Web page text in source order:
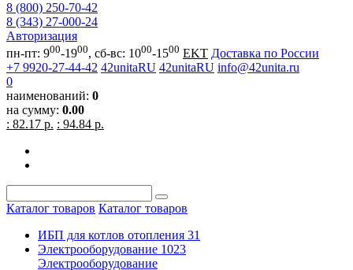
8 (800) 250-70-42
8 (343) 27-000-24
Авторизация
пн-пт: 900-1900, сб-вс: 1000-1500 EKT Доставка по России
+7 9920-27-44-42 42unitaRU 42unitaRU info@42unita.ru
0
наименований: 0
на сумму: 0.00
: 82.17 р. : 94.84 р.
Каталог товаров Каталог товаров
ИБП для котлов отопления 31
Электрооборудование 1023
Электрооборудование